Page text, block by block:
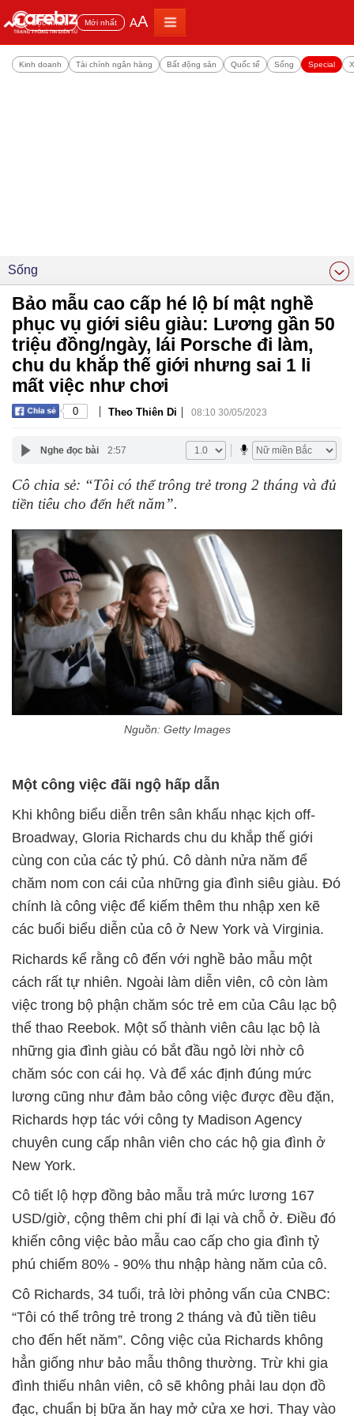
Đọc nhiều Mới nhất AA
Kinh doanh Tài chính ngân hàng Bất động sản Quốc tế Sống Special
Sống
Bảo mẫu cao cấp hé lộ bí mật nghề
phục vụ giới siêu giàu: Lương gần 50
triệu đồng/ngày, lái Porsche đi làm,
chu du khắp thế giới nhưng sai 1 li
mất việc như chơi
0 | Theo Thiên Di | 08:10 30/05/2023
Nghe đọc bài 2:57
Cô chia sẻ: “Tôi có thể trông trẻ trong 2 tháng và đủ
tiền tiêu cho đến hết năm”.
Nguồn: Getty Images
Một công việc đãi ngộ hấp dẫn
Khi không biểu diễn trên sân khấu nhạc kịch off-
Broadway, Gloria Richards chu du khắp thế giới
cùng con của các tỷ phú. Cô dành nửa năm để
chăm nom con cái của những gia đình siêu giàu. Đó
chính là công việc để kiếm thêm thu nhập xen kẽ
các buổi biểu diễn của cô ở New York và Virginia.
Richards kể rằng cô đến với nghề bảo mẫu một
cách rất tự nhiên. Ngoài làm diễn viên, cô còn làm
việc trong bộ phận chăm sóc trẻ em của Câu lạc bộ
thể thao Reebok. Một số thành viên câu lạc bộ là
những gia đình giàu có bắt đầu ngỏ lời nhờ cô
chăm sóc con cái họ. Và để xác định đúng mức
lương cũng như đảm bảo công việc được đều đặn,
Richards hợp tác với công ty Madison Agency
chuyên cung cấp nhân viên cho các hộ gia đình ở
New York.
Cô tiết lộ hợp đồng bảo mẫu trả mức lương 167
USD/giờ, cộng thêm chi phí đi lại và chỗ ở. Điều đó
khiến công việc bảo mẫu cao cấp cho gia đình tỷ
phú chiếm 80% - 90% thu nhập hàng năm của cô.
Cô Richards, 34 tuổi, trả lời phỏng vấn của CNBC:
“Tôi có thể trông trẻ trong 2 tháng và đủ tiền tiêu
cho đến hết năm”. Công việc của Richards không
hẳn giống như bảo mẫu thông thường. Trừ khi gia
đình thiếu nhân viên, cô sẽ không phải lau dọn đồ
đạc, chuẩn bị bữa ăn hay mở cửa xe hơi. Thay vào